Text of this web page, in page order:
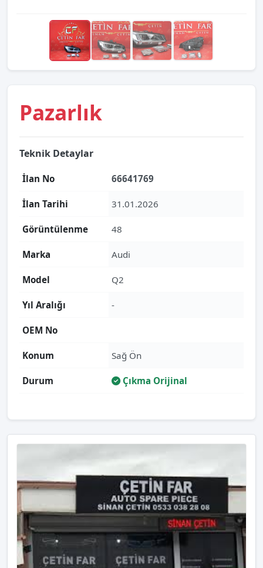
Pazarlık
Teknik Detaylar
İlan No 66641769
İlan Tarihi 31.01.2026
Görüntülenme 48
Marka Audi
Model Q2
Yıl Aralığı -
OEM No
Konum Sağ Ön
Durum Çıkma Orijinal